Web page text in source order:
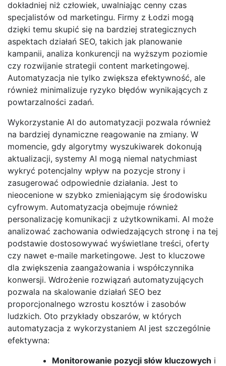
dokładniej niż człowiek, uwalniając cenny czas
specjalistów od marketingu. Firmy z Łodzi mogą
dzięki temu skupić się na bardziej strategicznych
aspektach działań SEO, takich jak planowanie
kampanii, analiza konkurencji na wyższym poziomie
czy rozwijanie strategii content marketingowej.
Automatyzacja nie tylko zwiększa efektywność, ale
również minimalizuje ryzyko błędów wynikających z
powtarzalności zadań.
Wykorzystanie AI do automatyzacji pozwala również
na bardziej dynamiczne reagowanie na zmiany. W
momencie, gdy algorytmy wyszukiwarek dokonują
aktualizacji, systemy AI mogą niemal natychmiast
wykryć potencjalny wpływ na pozycje strony i
zasugerować odpowiednie działania. Jest to
nieocenione w szybko zmieniającym się środowisku
cyfrowym. Automatyzacja obejmuje również
personalizację komunikacji z użytkownikami. AI może
analizować zachowania odwiedzających stronę i na tej
podstawie dostosowywać wyświetlane treści, oferty
czy nawet e-maile marketingowe. Jest to kluczowe
dla zwiększenia zaangażowania i współczynnika
konwersji. Wdrożenie rozwiązań automatyzujących
pozwala na skalowanie działań SEO bez
proporcjonalnego wzrostu kosztów i zasobów
ludzkich. Oto przykłady obszarów, w których
automatyzacja z wykorzystaniem AI jest szczególnie
efektywna:
Monitorowanie pozycji słów kluczowych i